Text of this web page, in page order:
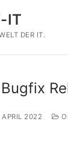
IT
DER IT.
APRIL 2022